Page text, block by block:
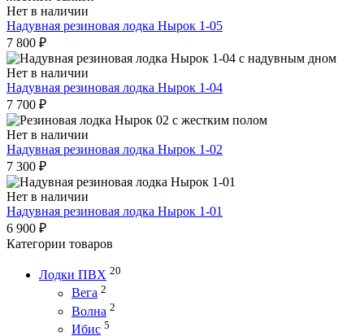
Нет в наличии
Надувная резиновая лодка Нырок 1-05
7 800 ₽
Нет в наличии
Надувная резиновая лодка Нырок 1-04
7 700 ₽
Нет в наличии
Надувная резиновая лодка Нырок 1-02
7 300 ₽
Нет в наличии
Надувная резиновая лодка Нырок 1-01
6 900 ₽
Категории товаров
Лодки ПВХ 20
Вега 2
Волна 2
Ибис 5